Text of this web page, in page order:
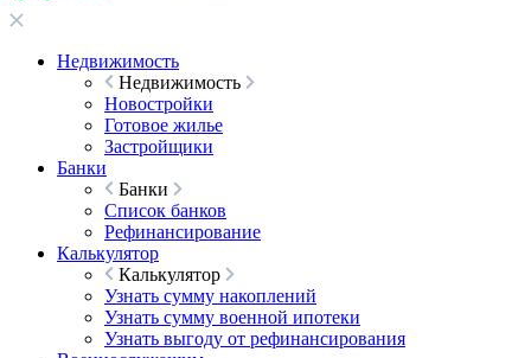
Недвижимость
Недвижимость
Новостройки
Готовое жилье
Застройщики
Банки
Банки
Список банков
Рефинансирование
Калькулятор
Калькулятор
Узнать сумму накоплений
Узнать сумму военной ипотеки
Узнать выгоду от рефинансирования